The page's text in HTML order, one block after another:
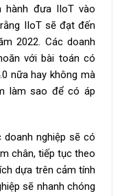
hành đưa IIoT vào
IIoT sẽ đạt đến
2022. Các doanh
với bài toán có
nữa hay không mà
làm sao để có áp
nghiệp sẽ có
chân, tiếp tục theo
dựa trên cảm tính
sẽ nhanh chóng